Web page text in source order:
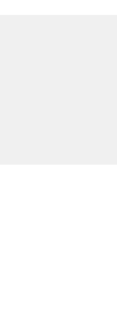
The
and it's a